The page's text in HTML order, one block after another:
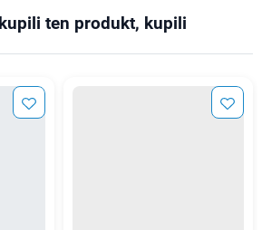
ten produkt, kupili